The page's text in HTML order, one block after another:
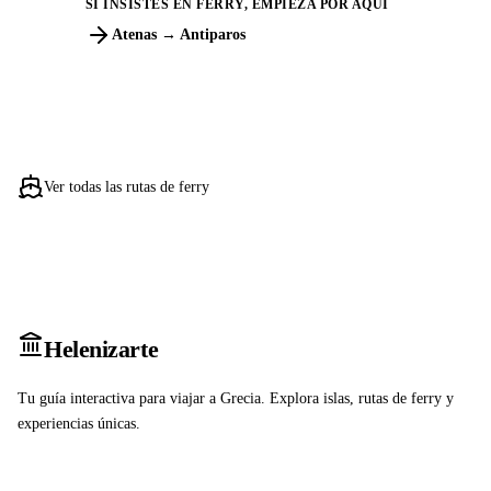
SI INSISTES EN FERRY, EMPIEZA POR AQUÍ
Atenas → Antiparos
Ver todas las rutas de ferry
Helenizarte
Tu guía interactiva para viajar a Grecia. Explora islas, rutas de ferry y
experiencias únicas.